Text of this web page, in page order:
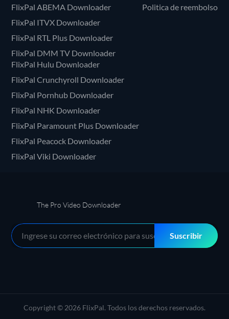
FlixPal ABEMA Downloader
FlixPal ITVX Downloader
FlixPal RTL Plus Downloader
FlixPal DMM TV Downloader
FlixPal Hulu Downloader
FlixPal Crunchyroll Downloader
FlixPal Pornhub Downloader
FlixPal NHK Downloader
FlixPal Paramount Plus Downloader
FlixPal Peacock Downloader
FlixPal Viki Downloader
Politica de reembolso
The Pro Video Downloader
Suscribir
Copyright © 2026 FlixPal. Todos los derechos reservados.